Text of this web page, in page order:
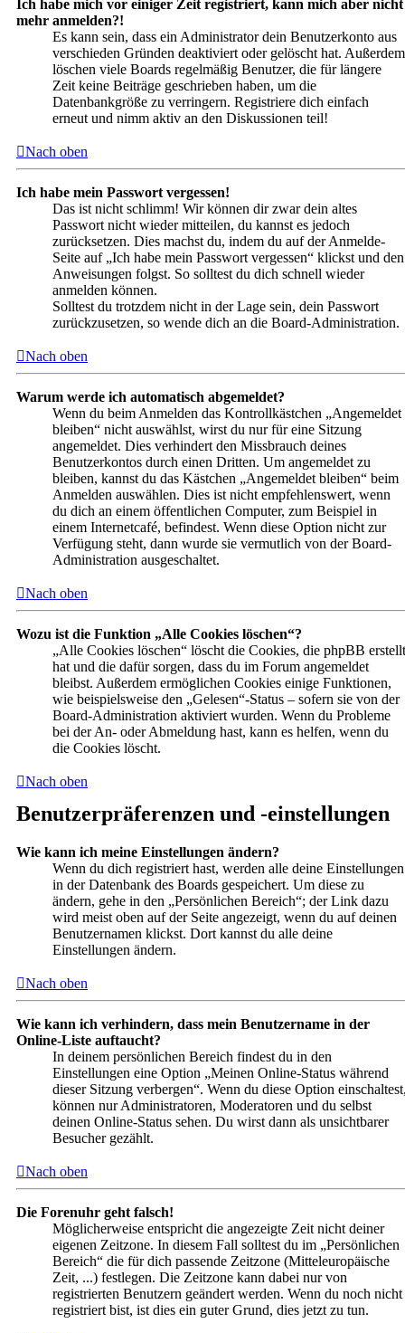
Ich habe mich vor einiger Zeit registriert, kann mich aber nicht
mehr anmelden?!
Es kann sein, dass ein Administrator dein Benutzerkonto aus
verschieden Gründen deaktiviert oder gelöscht hat. Außerdem
löschen viele Boards regelmäßig Benutzer, die für längere
Zeit keine Beiträge geschrieben haben, um die
Datenbankgröße zu verringern. Registriere dich einfach
erneut und nimm aktiv an den Diskussionen teil!
Nach oben
Ich habe mein Passwort vergessen!
Das ist nicht schlimm! Wir können dir zwar dein altes
Passwort nicht wieder mitteilen, du kannst es jedoch
zurücksetzen. Dies machst du, indem du auf der Anmelde-
Seite auf „Ich habe mein Passwort vergessen“ klickst und den
Anweisungen folgst. So solltest du dich schnell wieder
anmelden können.
Solltest du trotzdem nicht in der Lage sein, dein Passwort
zurückzusetzen, so wende dich an die Board-Administration.
Nach oben
Warum werde ich automatisch abgemeldet?
Wenn du beim Anmelden das Kontrollkästchen „Angemeldet
bleiben“ nicht auswählst, wirst du nur für eine Sitzung
angemeldet. Dies verhindert den Missbrauch deines
Benutzerkontos durch einen Dritten. Um angemeldet zu
bleiben, kannst du das Kästchen „Angemeldet bleiben“ beim
Anmelden auswählen. Dies ist nicht empfehlenswert, wenn
du dich an einem öffentlichen Computer, zum Beispiel in
einem Internetcafé, befindest. Wenn diese Option nicht zur
Verfügung steht, dann wurde sie vermutlich von der Board-
Administration ausgeschaltet.
Nach oben
Wozu ist die Funktion „Alle Cookies löschen“?
„Alle Cookies löschen“ löscht die Cookies, die phpBB erstellt
hat und die dafür sorgen, dass du im Forum angemeldet
bleibst. Außerdem ermöglichen Cookies einige Funktionen,
wie beispielsweise den „Gelesen“-Status – sofern sie von der
Board-Administration aktiviert wurden. Wenn du Probleme
bei der An- oder Abmeldung hast, kann es helfen, wenn du
die Cookies löscht.
Nach oben
Benutzerpräferenzen und -einstellungen
Wie kann ich meine Einstellungen ändern?
Wenn du dich registriert hast, werden alle deine Einstellungen
in der Datenbank des Boards gespeichert. Um diese zu
ändern, gehe in den „Persönlichen Bereich“; der Link dazu
wird meist oben auf der Seite angezeigt, wenn du auf deinen
Benutzernamen klickst. Dort kannst du alle deine
Einstellungen ändern.
Nach oben
Wie kann ich verhindern, dass mein Benutzername in der
Online-Liste auftaucht?
In deinem persönlichen Bereich findest du in den
Einstellungen eine Option „Meinen Online-Status während
dieser Sitzung verbergen“. Wenn du diese Option
können nur Administratoren, Moderatoren und du selbst
deinen Online-Status sehen. Du wirst dann als unsichtbarer
Besucher gezählt.
Nach oben
Die Forenuhr geht falsch!
Möglicherweise entspricht die angezeigte Zeit nicht deiner
eigenen Zeitzone. In diesem Fall solltest du im „Persönlichen
Bereich“ die für dich passende Zeitzone (Mitteleuropäische
Zeit, ...) festlegen. Die Zeitzone kann dabei nur von
registrierten Benutzern geändert werden. Wenn du noch nicht
registriert bist, ist dies ein guter Grund, dies jetzt zu tun.